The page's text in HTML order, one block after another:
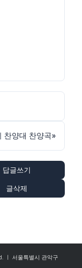
찬양대 찬양곡»
답글쓰기
글삭제
ㅣ 서울특별시 관악구